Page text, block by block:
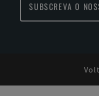
SUBSCREVA O